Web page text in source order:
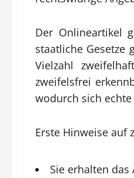
Der Onlineartikel
staatliche Gesetze
Vielzahl
zweifelsfrei
wodurch sich
Erste Hinweise auf
Sie erhalten